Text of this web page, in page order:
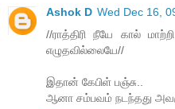
Ashok D Wed Dec 16,
//ராத்திரி நீயே கால்
எழுதவில்லையே//
இதான் கேபிள் பஞ்சு..
ஆனா சம்பவம் நடந்தது